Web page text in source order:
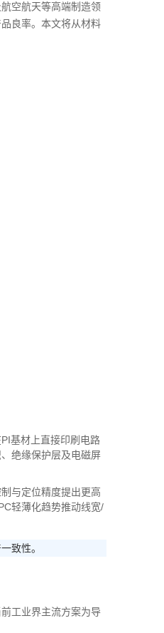
空航天等高端制造领
良率。本文将从材料
PI基材上直接印刷电路
绝缘保护层及电磁屏
与定位精度提出更高
轻薄化趋势推动线宽/
致性。
工业界主流方案为导